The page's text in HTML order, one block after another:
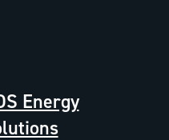
Energy